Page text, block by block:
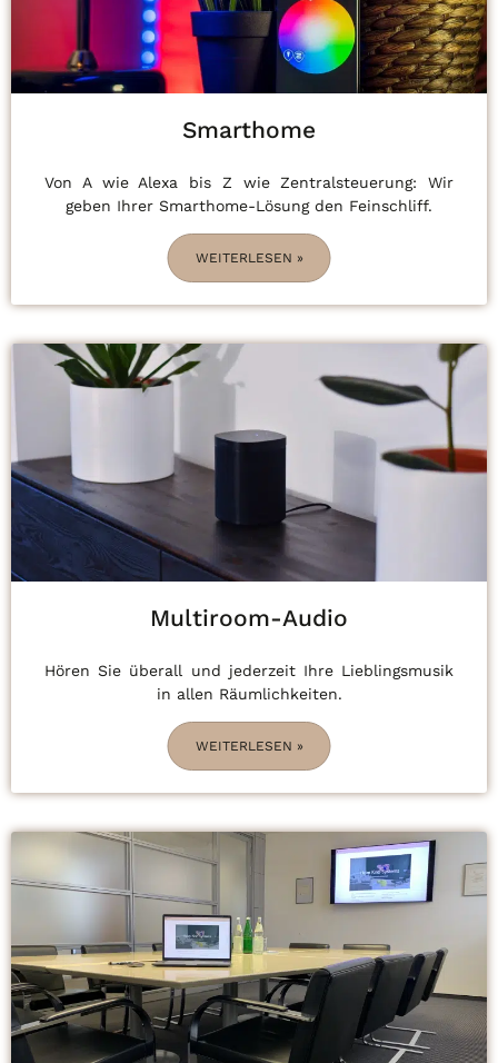
Smarthome
Von A wie Alexa bis Z wie Zentralsteuerung: Wir
geben Ihrer Smarthome-Lösung den Feinschliff.
WEITERLESEN »
Multiroom-Audio
Hören Sie überall und jederzeit Ihre Lieblingsmusik
in allen Räumlichkeiten.
WEITERLESEN »